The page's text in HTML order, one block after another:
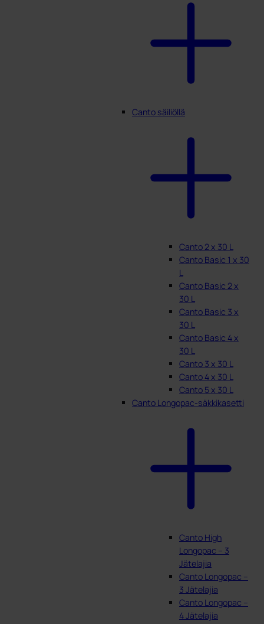
Canto säiliöllä
Canto 2 x 30 L
Canto Basic 1 x 30
L
Canto Basic 2 x
30 L
Canto Basic 3 x
30 L
Canto Basic 4 x
30 L
Canto 3 x 30 L
Canto 4 x 30 L
Canto 5 x 30 L
Canto Longopac-säkkikasetti
Canto High
Longopac – 3
Jätelajia
Canto Longopac –
3 Jätelajia
Canto Longopac –
4 Jätelajia